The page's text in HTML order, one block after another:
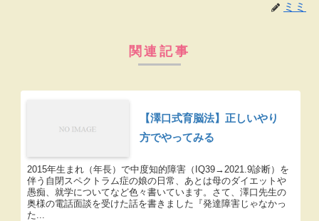
ミミ
関連記事
【澤口式育脳法】正しいやり
方でやってみる
2015年生まれ（年長）で中度知的障害（IQ39→2021.9診断）を
伴う自閉スペクトラム症の娘の日常、あとは母のダイエットや
愚痴、就学についてなど色々書いています。さて、澤口先生の
奥様の電話面談を受けた話を書きました『発達障害じゃなかっ
た...